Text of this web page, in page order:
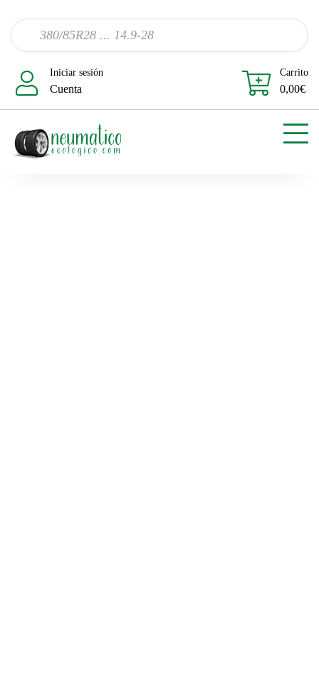
Iniciar sesión
Cuenta
Carrito
0,00€